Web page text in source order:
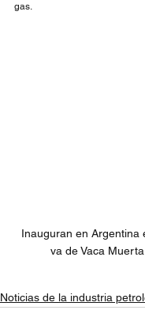
gas.
Inauguran en Argentina
va de Vaca
Noticias de la industria